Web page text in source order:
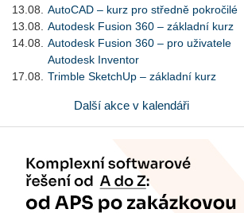
13.08.
AutoCAD – kurz pro středně pokročilé
13.08.
Autodesk Fusion 360 – základní kurz
14.08.
Autodesk Fusion 360 – pro uživatele
Autodesk Inventor
17.08.
Trimble SketchUp – základní kurz
Další akce v kalendáři